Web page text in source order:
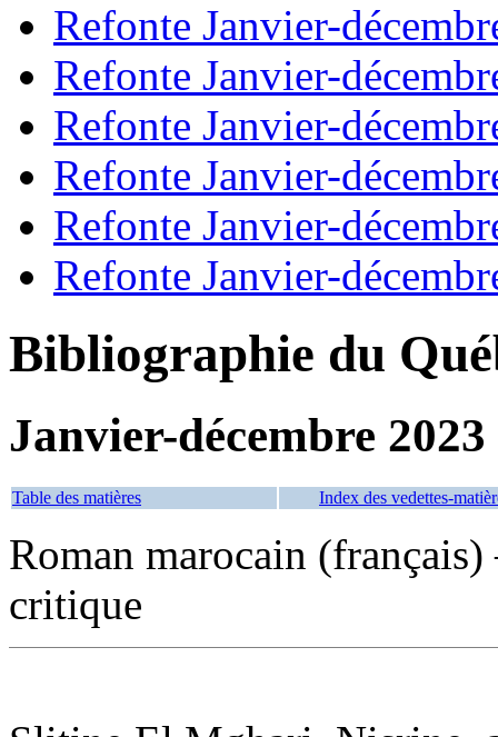
Refonte Janvier-
Refonte Janvier-
Refonte Janvier-
Refonte Janvier-
Refonte Janvier-
Refonte Janvier-
Bibliographie du
Janvier-décembre 2023
Table des matières Index des vedettes-
Roman marocain
critique